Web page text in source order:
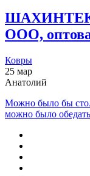
ООО,
Ковры
25 мар
Анатолий
Можно было бы
можно было